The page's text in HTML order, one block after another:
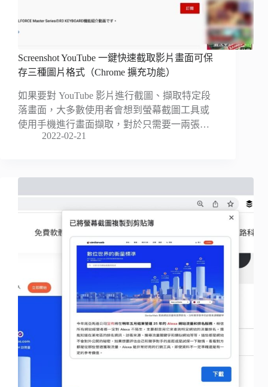
Screenshot YouTube 一鍵快速截取影片畫面可保
存三種圖片格式（Chrome 擴充功能）
如果要對 YouTube 影片進行截圖、擷取特定段
落畫面，大多數使用者會想到螢幕截圖工具或
使用手機進行畫面擷取，對於只需要一兩張…
2022-02-21